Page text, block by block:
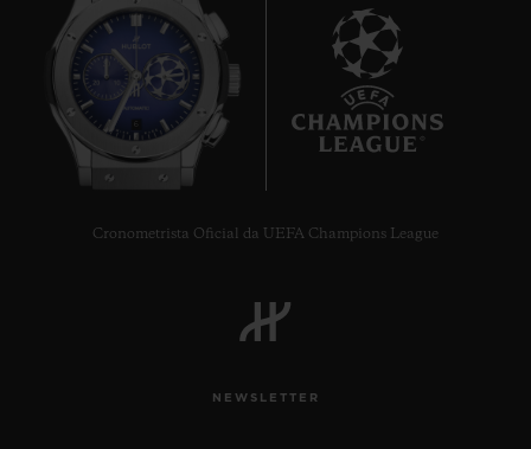
Cronometrista Oficial da UEFA Champions League
NEWSLETTER